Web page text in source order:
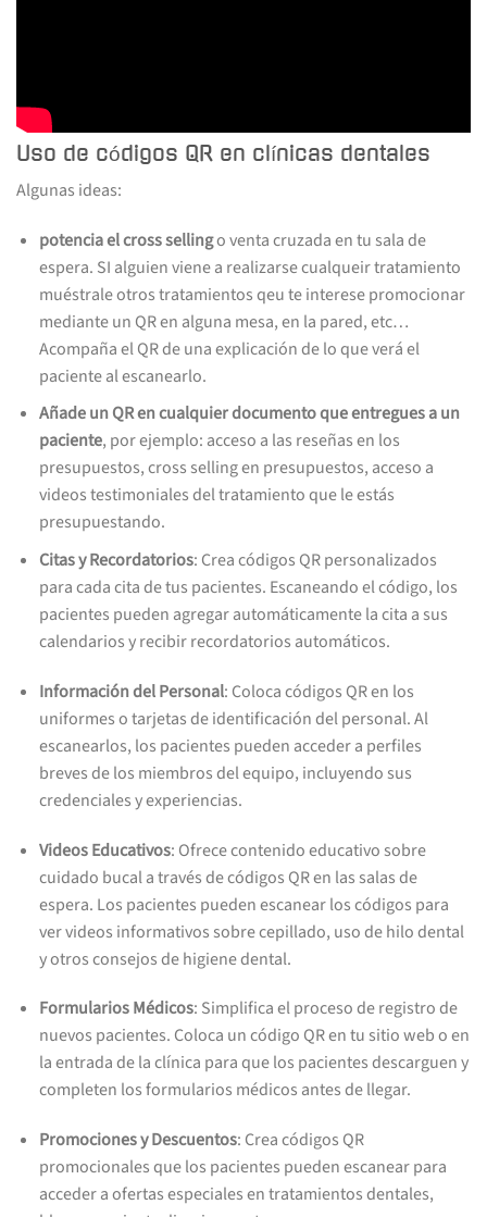
Uso de códigos QR en clínicas dentales
Algunas ideas:
potencia el cross sellingo venta cruzada en tu sala de
espera. SI alguien viene a realizarse cualqueir tratamiento
muéstrale otros tratamientos qeu te interese promocionar
mediante un QR en alguna mesa, en la pared, etc…
Acompaña el QR de una explicación de lo que verá el
paciente al escanearlo.
Añade un QR en cualquier documento que entregues a un
paciente, por ejemplo: acceso a las reseñas en los
presupuestos, cross selling en presupuestos, acceso a
videos testimoniales del tratamiento que le estás
presupuestando.
Citas y Recordatorios: Crea códigos QR personalizados
para cada cita de tus pacientes. Escaneando el código, los
pacientes pueden agregar automáticamente la cita a sus
calendarios y recibir recordatorios automáticos.
Información del Personal: Coloca códigos QR en los
uniformes o tarjetas de identificación del personal. Al
escanearlos, los pacientes pueden acceder a perfiles
breves de los miembros del equipo, incluyendo sus
credenciales y experiencias.
Videos Educativos: Ofrece contenido educativo sobre
cuidado bucal a través de códigos QR en las salas de
espera. Los pacientes pueden escanear los códigos para
ver videos informativos sobre cepillado, uso de hilo dental
y otros consejos de higiene dental.
Formularios Médicos: Simplifica el proceso de registro de
nuevos pacientes. Coloca un código QR en tu sitio web o en
la entrada de la clínica para que los pacientes descarguen y
completen los formularios médicos antes de llegar.
Promociones y Descuentos: Crea códigos QR
promocionales que los pacientes pueden escanear para
acceder a ofertas especiales en tratamientos dentales,